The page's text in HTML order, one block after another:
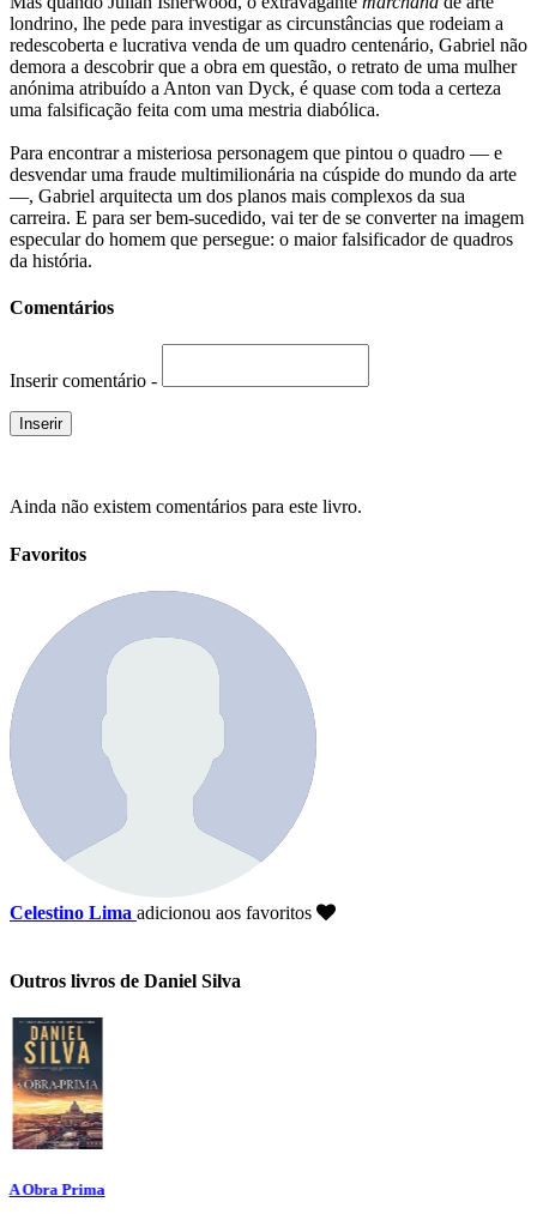
londrino, lhe pede para investigar as circunstâncias que rodeiam a
redescoberta e lucrativa venda de um quadro centenário, Gabriel não
demora a descobrir que a obra em questão, o retrato de uma mulher
anónima atribuído a Anton van Dyck, é quase com toda a certeza
uma falsificação feita com uma mestria diabólica.
Para encontrar a misteriosa personagem que pintou o quadro — e
desvendar uma fraude multimilionária na cúspide do mundo da arte
—, Gabriel arquitecta um dos planos mais complexos da sua
carreira. E para ser bem-sucedido, vai ter de se converter na imagem
especular do homem que persegue: o maior falsificador de quadros
da história.
Comentários
Inserir comentário -
Ainda não existem comentários para este livro.
Favoritos
Celestino Lima adicionou aos favoritos
Outros livros de Daniel Silva